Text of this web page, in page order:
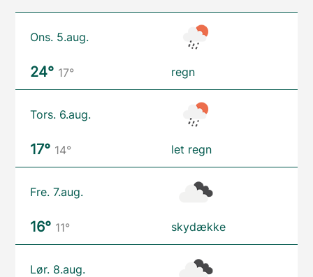
Ons. 5.aug.
24° 17° regn
Tors. 6.aug.
17° 14° let regn
Fre. 7.aug.
16° 11° skydække
Lør. 8.aug.